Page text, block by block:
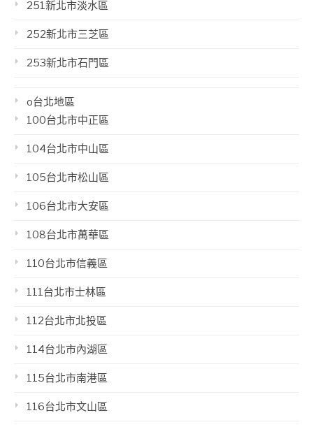
251新北市淡水區
252新北市三芝區
253新北市石門區
o台北地區
100台北市中正區
104台北市中山區
105台北市松山區
106台北市大安區
108台北市萬華區
110台北市信義區
111台北市士林區
112台北市北投區
114台北市內湖區
115台北市南港區
116台北市文山區